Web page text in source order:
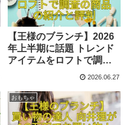
【王様のブランチ】2026
年上半期に話題 トレンド
アイテムをロフトで調査
の商品の紹介と評判
2026.06.27
おもちゃ